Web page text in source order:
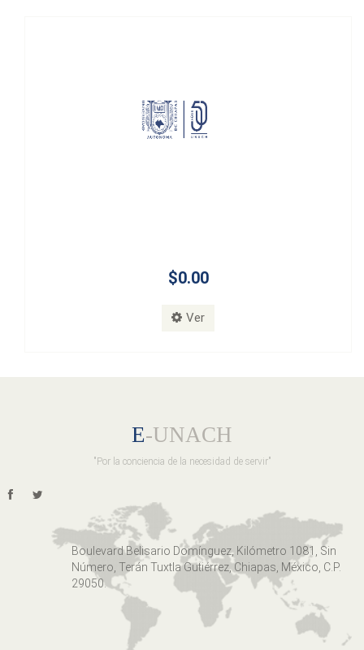
$0.00
Ver
E-UNACH
"Por la conciencia de la necesidad de servir"
Boulevard Belisario Domínguez, Kilómetro 1081, Sin
Número, Terán Tuxtla Gutiérrez, Chiapas, México, C.P.
29050.